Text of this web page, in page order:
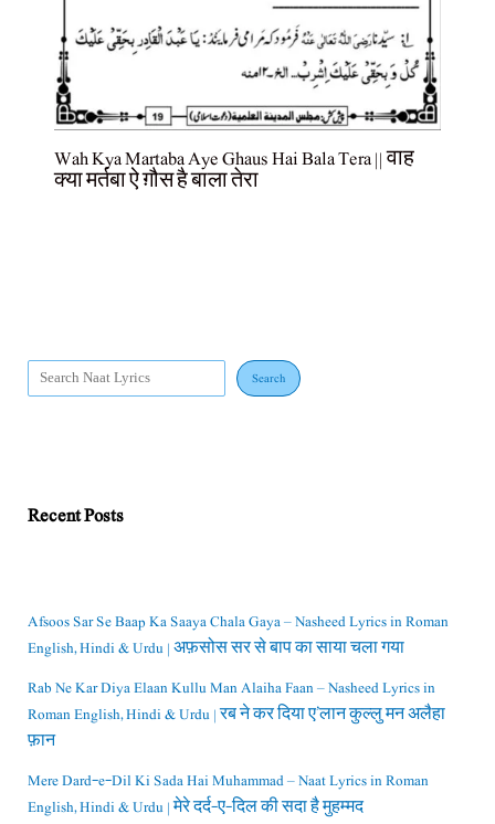
Wah Kya Martaba Aye Ghaus Hai Bala Tera || वाह
क्या मर्तबा ऐ ग़ौस है बाला तेरा
Search
Recent Posts
Afsoos Sar Se Baap Ka Saaya Chala Gaya – Nasheed Lyrics in Roman
English, Hindi & Urdu | अफ़सोस सर से बाप का साया चला गया
Rab Ne Kar Diya Elaan Kullu Man Alaiha Faan – Nasheed Lyrics in
Roman English, Hindi & Urdu | रब ने कर दिया ए’लान कुल्लु मन अलैहा
फ़ान
Mere Dard-e-Dil Ki Sada Hai Muhammad – Naat Lyrics in Roman
English, Hindi & Urdu | मेरे दर्द-ए-दिल की सदा है मुहम्मद